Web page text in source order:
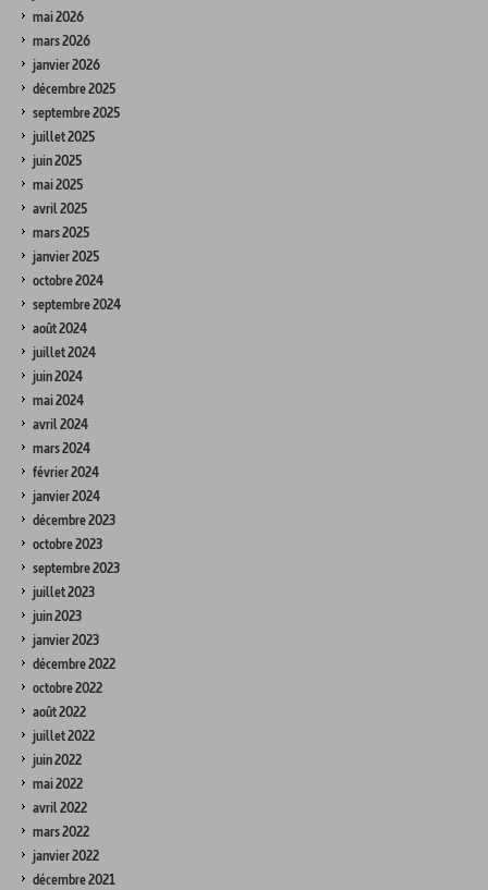
mai 2026
mars 2026
janvier 2026
décembre 2025
septembre 2025
juillet 2025
juin 2025
mai 2025
avril 2025
mars 2025
janvier 2025
octobre 2024
septembre 2024
août 2024
juillet 2024
juin 2024
mai 2024
avril 2024
mars 2024
février 2024
janvier 2024
décembre 2023
octobre 2023
septembre 2023
juillet 2023
juin 2023
janvier 2023
décembre 2022
octobre 2022
août 2022
juillet 2022
juin 2022
mai 2022
avril 2022
mars 2022
janvier 2022
décembre 2021